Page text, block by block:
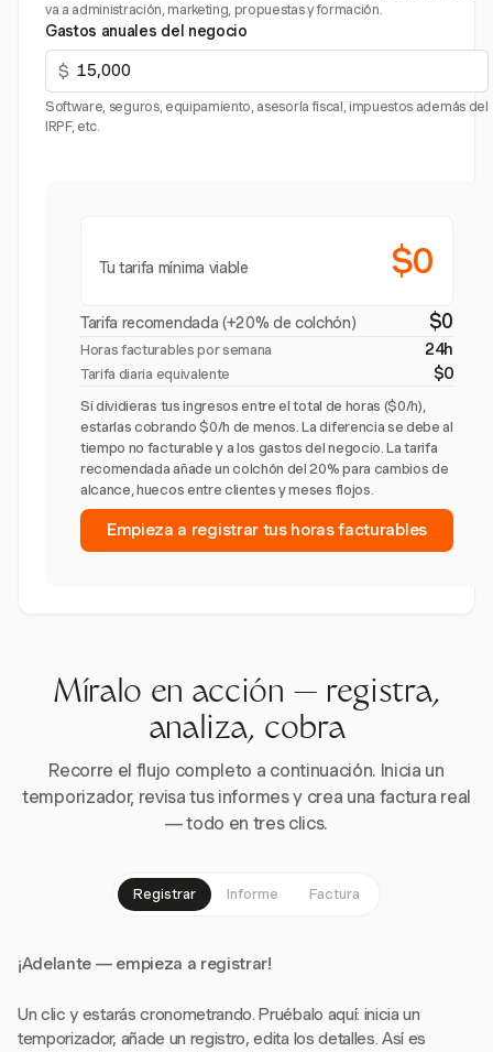
va a administración, marketing, propuestas y formación.
Gastos anuales del negocio
$
Software, seguros, equipamiento, asesoría fiscal, impuestos además del
IRPF, etc.
Tu tarifa mínima viable $0
Tarifa recomendada (+20% de colchón) $0
Horas facturables por semana 24h
Tarifa diaria equivalente $0
Si dividieras tus ingresos entre el total de horas ($0/h),
estarías cobrando $0/h de menos. La diferencia se debe al
tiempo no facturable y a los gastos del negocio. La tarifa
recomendada añade un colchón del 20% para cambios de
alcance, huecos entre clientes y meses flojos.
Empieza a registrar tus horas facturables
Míralo en acción — registra,
analiza, cobra
Recorre el flujo completo a continuación. Inicia un
temporizador, revisa tus informes y crea una factura real
— todo en tres clics.
Registrar Informe Factura
¡Adelante — empieza a registrar!
Un clic y estarás cronometrando. Pruébalo aquí: inicia un
temporizador, añade un registro, edita los detalles. Así es